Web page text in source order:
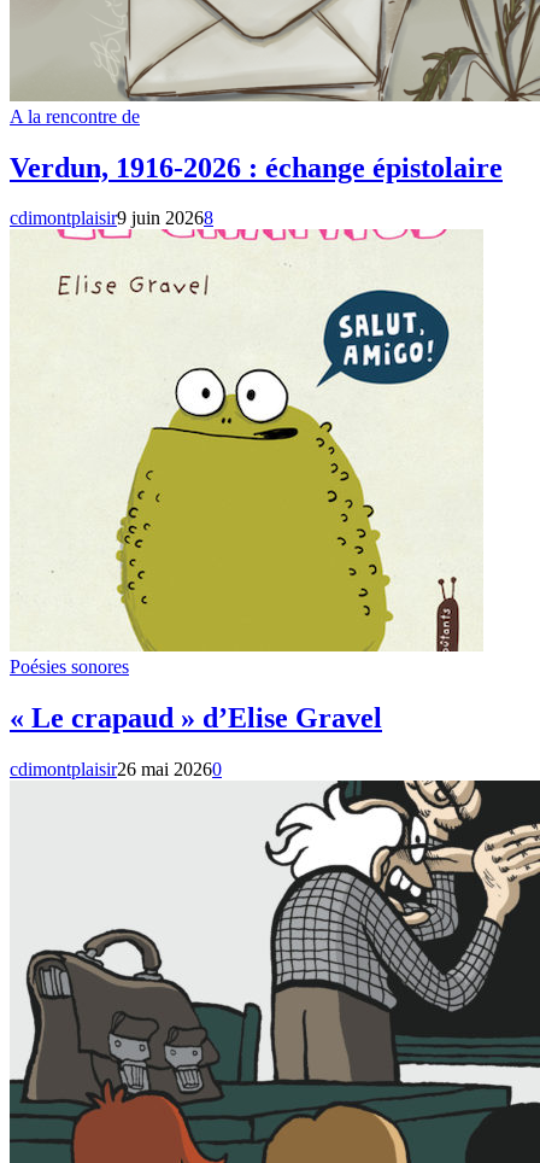
A la rencontre de
Verdun, 1916-2026 : échange épistolaire
cdimontplaisir9 juin 20268
Poésies sonores
« Le crapaud » d’Elise Gravel
cdimontplaisir26 mai 20260